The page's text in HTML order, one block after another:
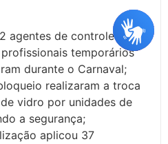
agentes de controle
temporários
durante o Carnaval;
realizaram a troca
vidro por unidades de
a segurança;
aplicou 37